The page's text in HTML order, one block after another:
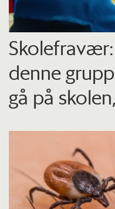
denne
gå på